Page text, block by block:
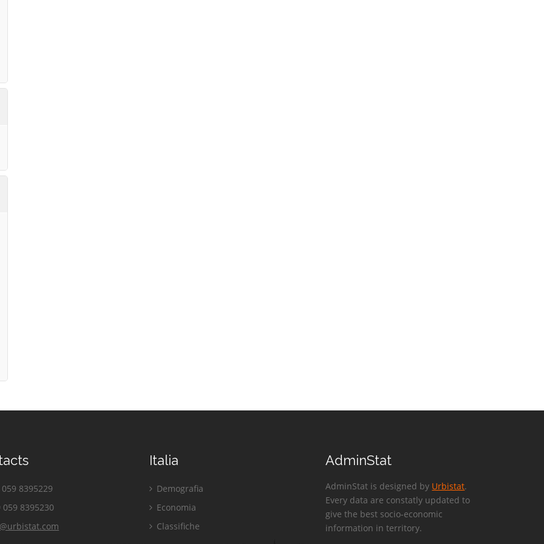
059 8395229
059 8395230
Italia
Demografia
Economia
Classifiche
AdminStat
AdminStat is designed by Urbistat.
Every data are constatly updated to
give the best socio-economic
information in territory.